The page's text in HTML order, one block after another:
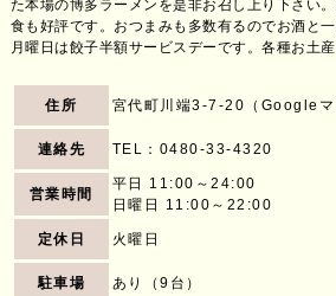
た本場の博多ラーメンを是非お召し上り下さい
食も好評です。おつまみも多数有るのでお酒と
月曜日は餃子半額サービスデーです。各種お土産
住所 宮代町川端3-7-20（ Googleマ
連絡先 TEL： 0480-33-4320
営業時間
平日 11:00～24:00
日曜日 11:00～22:00
定休日 火曜日
駐車場 あり（9台）